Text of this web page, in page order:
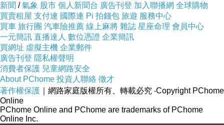
新聞 /氣象 股市 個人新聞台 廣告刊登 加入聯播網 全球購物
買賣租屋 支付連 國際連 Pi 拍錢包 旅遊 服務中心
買車 旅行團 汽車險推薦 線上麻將 雜誌 星座命理 會員中心
一元簡訊 直播達人 數位憑證 企業簡訊
買網址 虛擬主機 企業郵件
廣告刊登 隱私權聲明
消費者保護 兒童網路安全
About PChome 投資人聯絡 徵才
著作權保護 ｜網路家庭版權所有、轉載必究 ‧Copyright PChome
Online
PChome Online and PChome are trademarks of PChome
Online Inc.